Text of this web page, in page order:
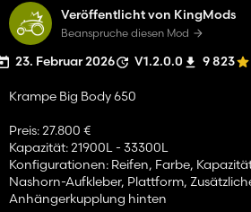
Veröffentlicht von KingMods
Beanspruche diesen Mod
23. Februar 2026 V1.2.0.0 9 823
Krampe Big Body 650
Preis: 27.800 €
Kapazität: 21900L - 33300L
Konfigurationen: Reifen, Farbe,
Nashorn-Aufkleber, Plattform,
Anhängerkupplung hinten